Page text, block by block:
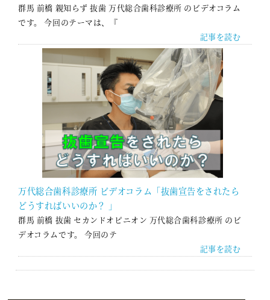
群馬 前橋 親知らず 抜歯 万代総合歯科診療所 のビデオコラム
です。 今回のテーマは、『
記事を読む
万代総合歯科診療所 ビデオコラム「抜歯宣告をされたら
どうすればいいのか？ 」
群馬 前橋 抜歯 セカンドオピニオン 万代総合歯科診療所 のビ
デオコラムです。 今回のテ
記事を読む